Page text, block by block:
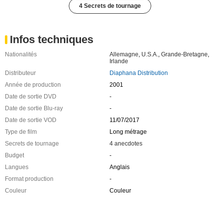
4 Secrets de tournage
Infos techniques
Nationalités Allemagne, U.S.A., Grande-Bretagne,
Irlande
Distributeur
Diaphana Distribution
Année de production
2001
Date de sortie DVD
-
Date de sortie Blu-ray
-
Date de sortie VOD
11/07/2017
Type de film
Long métrage
Secrets de tournage
4 anecdotes
Budget
-
Langues
Anglais
Format production
-
Couleur
Couleur